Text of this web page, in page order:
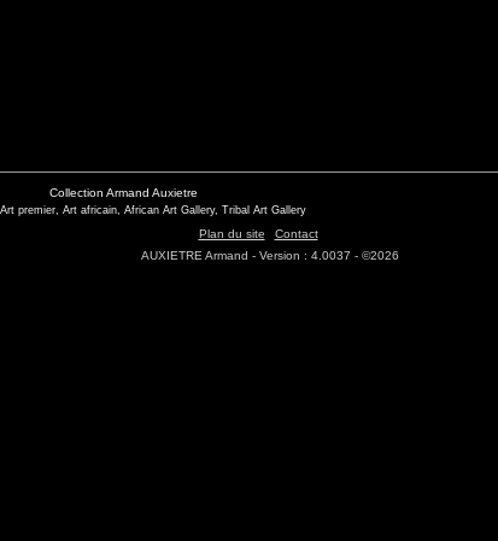
Collection Armand Auxietre
premier, Art africain, African Art Gallery, Tribal Art Gallery
Plan du site
Contact
AUXIETRE Armand - Version : 4.0037 - ©2026